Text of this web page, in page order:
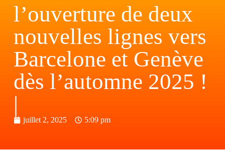
l’ouverture de deux
nouvelles lignes vers
Barcelone et Genève
dès l’automne 2025 !
|
juillet 2, 2025 5:09 pm